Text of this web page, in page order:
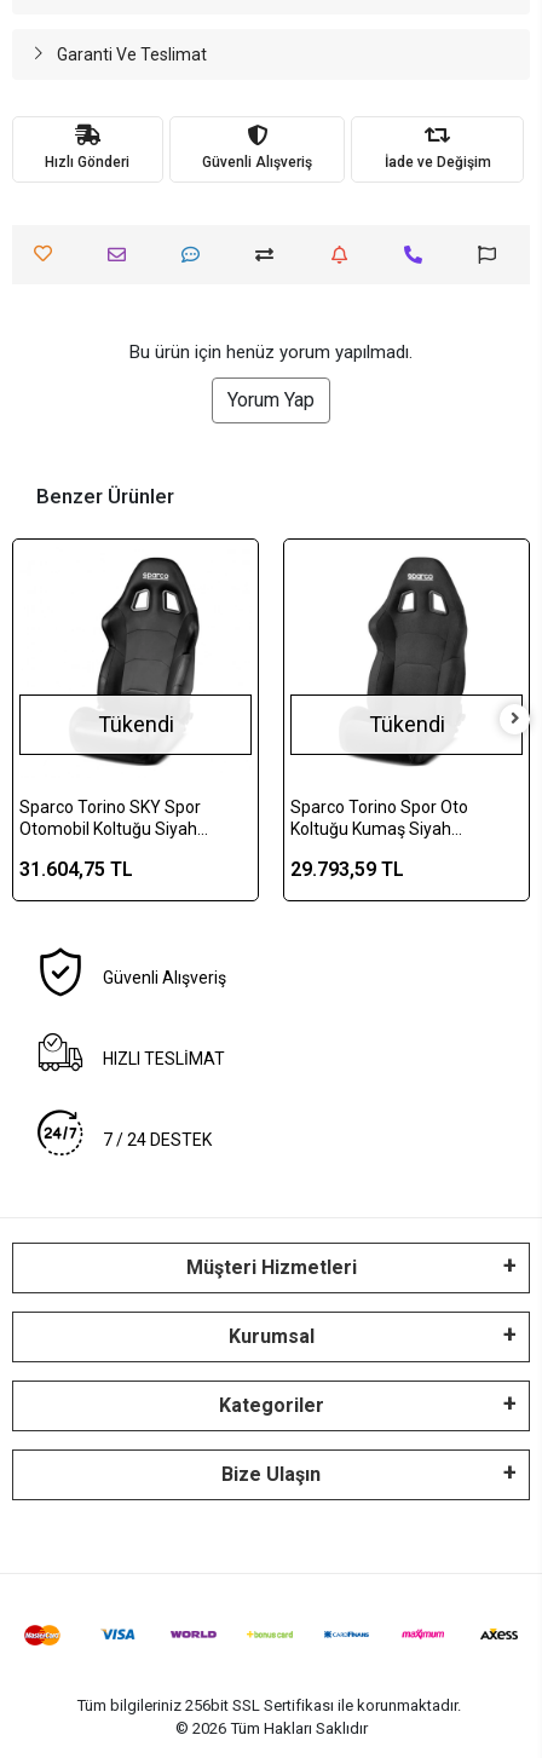
Garanti Ve Teslimat
Hızlı Gönderi Güvenli Alışveriş İade ve Değişim
Bu ürün için henüz yorum yapılmadı.
Yorum Yap
Benzer Ürünler
Tükendi
Sparco Torino SKY Spor
Otomobil Koltuğu Siyah
31.604,75 TL
Tükendi
Sparco Torino Spor Oto
Koltuğu Kumaş Siyah
29.793,59 TL
Güvenli Alışveriş
HIZLI TESLİMAT
7 / 24 DESTEK
Müşteri Hizmetleri
Kurumsal
Kategoriler
Bize Ulaşın
Tüm bilgileriniz 256bit SSL Sertifikası ile korunmaktadır.
© 2026 Tüm Hakları Saklıdır